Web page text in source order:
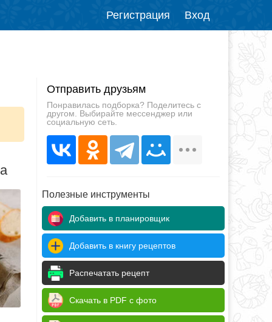
Регистрация Вход
Отправить друзьям
Понравилась подборка? Поделитесь с
другом. Выбирайте мессенджер или
социальную сеть.
Полезные инструменты
Добавить в планировщик
Добавить в книгу рецептов
Распечатать рецепт
Скачать в PDF с фото